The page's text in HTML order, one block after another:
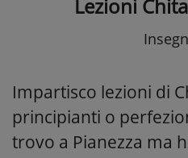
Lezioni
Impartisco lezioni di
principianti o
trovo a Pianezza ma